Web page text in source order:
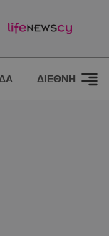
ΔΙΕΘΝΗ